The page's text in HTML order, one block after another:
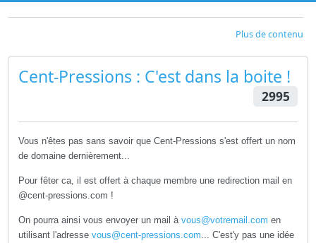
Plus de contenu
Cent-Pressions : C'est dans la boite !
2995
Vous n'êtes pas sans savoir que Cent-Pressions s'est offert un nom
de domaine dernièrement...
Pour fêter ca, il est offert à chaque membre une redirection mail en
@cent-pressions.com !
On pourra ainsi vous envoyer un mail àvous@votremail.com en
utilisant l'adressevous@cent-pressions.com... C'est'y pas une idée